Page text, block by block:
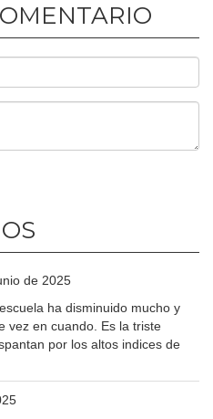
de 2025
ha disminuido mucho y
vez en cuando. Es la triste
por los altos indices de